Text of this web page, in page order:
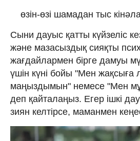
өзін-өзі шамадан тыс
Сыни дауыс қатты күйзеліс
және мазасыздық сияқты
жағдайлармен бірге дамуы
үшін күні бойы "Мен жақсыға
маңыздымын" немесе "Мен
деп қайталаңыз. Егер ішкі
зиян келтірсе, маманмен